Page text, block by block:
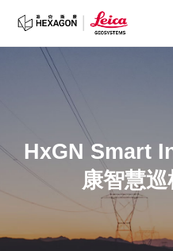
HxGN Smart
康智慧